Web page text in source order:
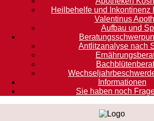
Heilbehelfe und Inkontinenz
Valentinus
Aufbau und
Antlitzanalyse nach
Informationen
Sie haben noch